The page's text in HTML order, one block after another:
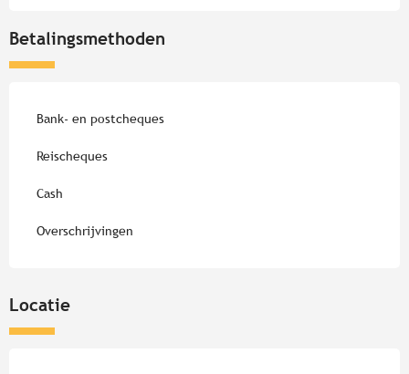
Betalingsmethoden
Bank- en postcheques
Reischeques
Cash
Overschrijvingen
Locatie